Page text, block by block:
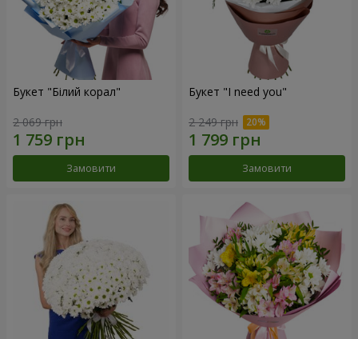
Букет "Білий корал"
2 069 грн
Замовити
Букет "I need you"
2 249 грн
Замовити